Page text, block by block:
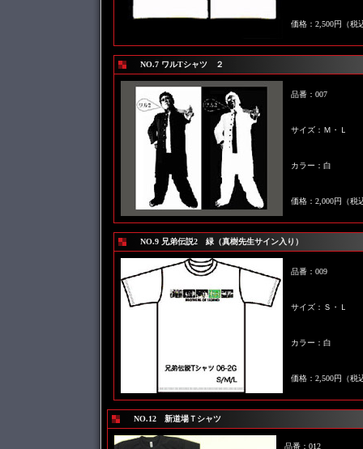
価格：2,500円（税
NO.7 ワルTシャツ ２
品番：007
サイズ：Ｍ・Ｌ
カラー：白
価格：2,000円（税
NO.9 兄弟伝説2 緑（真樹先生サイン入り）
品番：009
サイズ：Ｓ・Ｌ
カラー：白
価格：2,500円（税
NO.12 新道場Ｔシャツ
品番：012